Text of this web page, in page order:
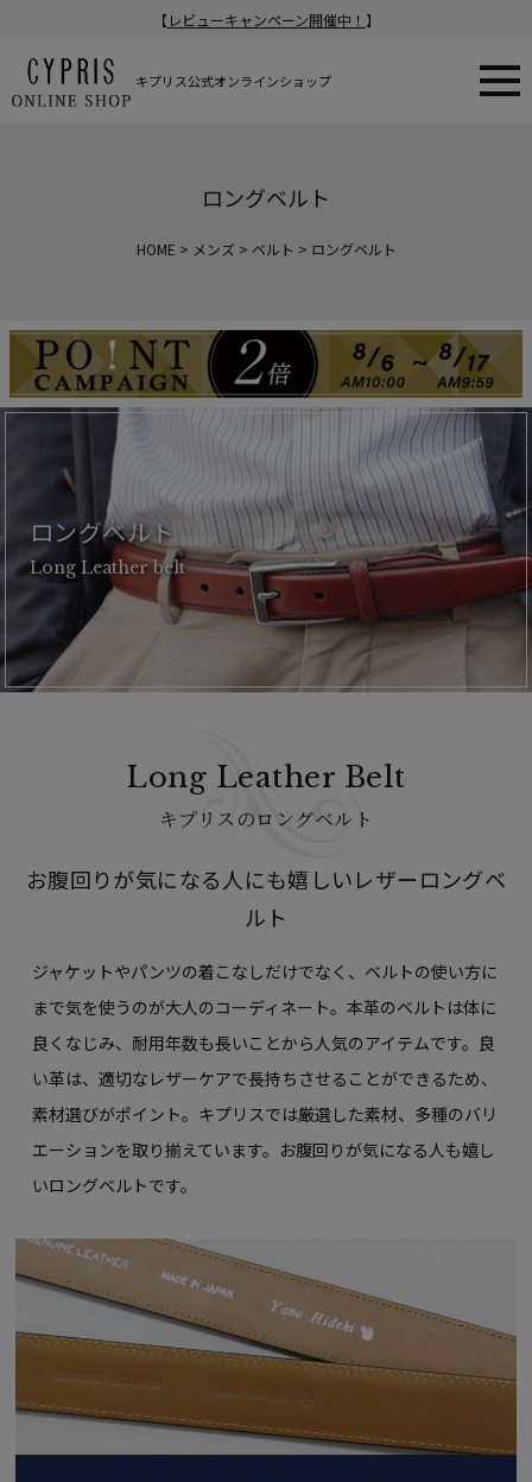
【 レビューキャンペーン開催中！ 】
キプリス公式オンラインショップ
ロングベルト
HOME メンズ ベルト ロングベルト
ロングベルト
Long Leather belt
Long Leather Belt
キプリスのロングベルト
お腹回りが気になる人にも嬉しいレザーロングベ
ルト
ジャケットやパンツの着こなしだけでなく、ベルトの使い方に
まで気を使うのが大人のコーディネート。本革のベルトは体に
良くなじみ、耐用年数も長いことから人気のアイテムです。良
い革は、適切なレザーケアで長持ちさせることができるため、
素材選びがポイント。キプリスでは厳選した素材、多種のバリ
エーションを取り揃えています。 お腹回りが気になる人も嬉し
いロングベルトです。